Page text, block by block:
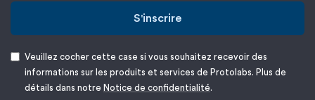
S'inscrire
Veuillez cocher cette case si vous souhaitez recevoir des
informations sur les produits et services de Protolabs. Plus de
détails dans notre Notice de confidentialité